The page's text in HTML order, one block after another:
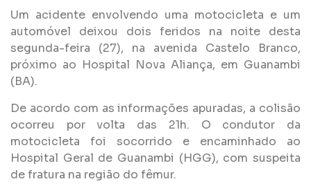
Um acidente envolvendo uma motocicleta e um
automóvel deixou dois feridos na noite desta
segunda-feira (27), na avenida Castelo Branco,
próximo ao Hospital Nova Aliança, em Guanambi
(BA).
De acordo com as informações apuradas, a colisão
ocorreu por volta das 21h. O condutor da
motocicleta foi socorrido e encaminhado ao
Hospital Geral de Guanambi (HGG), com suspeita
de fratura na região do fêmur.